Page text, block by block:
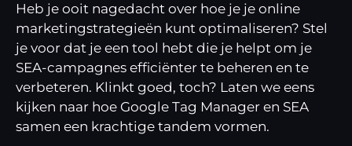
Heb je ooit nagedacht over hoe je je online
marketingstrategieën kunt optimaliseren? Stel
je voor dat je een tool hebt die je helpt om je
SEA-campagnes efficiënter te beheren en te
verbeteren. Klinkt goed, toch? Laten we eens
kijken naar hoe Google Tag Manager en SEA
samen een krachtige tandem vormen.